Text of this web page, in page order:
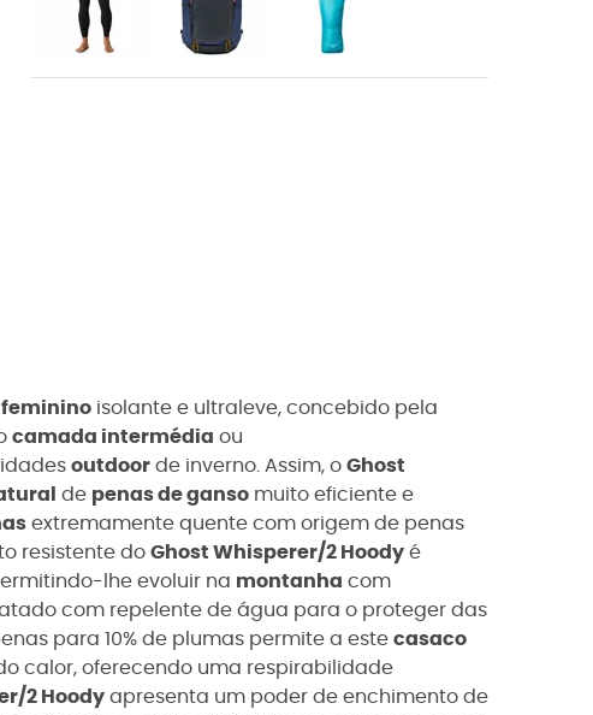
feminino isolante e ultraleve, concebido pela
camada intermédia ou
outdoor de inverno. Assim, o Ghost
de penas de ganso muito eficiente e
extremamente quente com origem de penas
resistente do Ghost Whisperer/2 Hoody é
lhe evoluir na montanha com
com repelente de água para o proteger das
para 10% de plumas permite a este casaco
calor, oferecendo uma respirabilidade
2 Hoody apresenta um poder de enchimento de